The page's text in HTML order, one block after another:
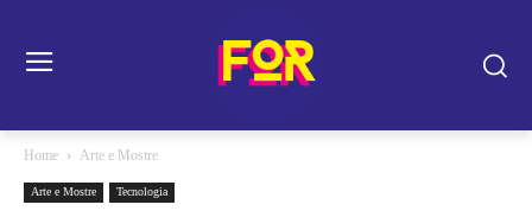
Home Arte e Mostre
Arte e Mostre Tecnologia